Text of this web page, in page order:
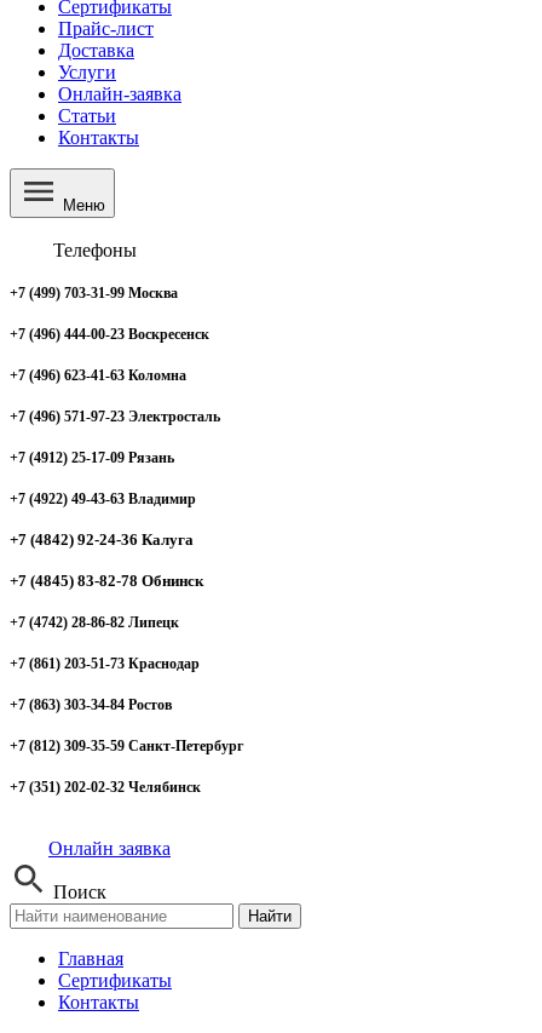
Сертификаты
Прайс-лист
Доставка
Услуги
Онлайн-заявка
Статьи
Контакты
Меню
Телефоны
+7 (499) 703-31-99 Москва
+7 (496) 444-00-23 Воскресенск
+7 (496) 623-41-63 Коломна
+7 (496) 571-97-23 Электросталь
+7 (4912) 25-17-09 Рязань
+7 (4922) 49-43-63 Владимир
+7 (4842) 92-24-36 Калуга
+7 (4845) 83-82-78 Обнинск
+7 (4742) 28-86-82 Липецк
+7 (861) 203-51-73 Краснодар
+7 (863) 303-34-84 Ростов
+7 (812) 309-35-59 Санкт-Петербург
+7 (351) 202-02-32 Челябинск
Онлайн заявка
Поиск
Найти
Главная
Сертификаты
Контакты